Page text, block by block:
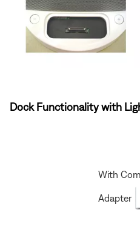
Dock Functionality with
With
Adapter